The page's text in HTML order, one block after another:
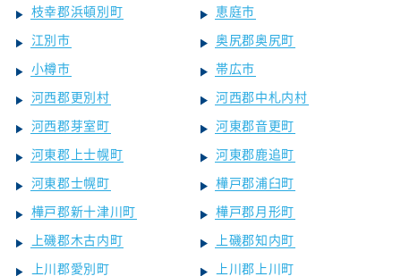
枝幸郡浜頓別町
恵庭市
江別市
奥尻郡奥尻町
小樽市
帯広市
河西郡更別村
河西郡中札内村
河西郡芽室町
河東郡音更町
河東郡上士幌町
河東郡鹿追町
河東郡士幌町
樺戸郡浦臼町
樺戸郡新十津川町
樺戸郡月形町
上磯郡木古内町
上磯郡知内町
上川郡愛別町
上川郡上川町